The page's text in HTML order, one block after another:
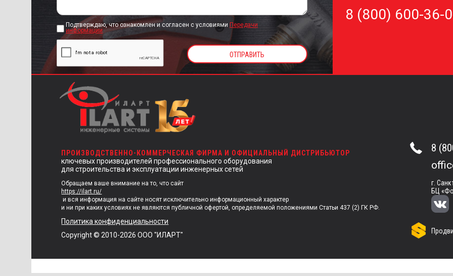
Подтверждаю, что ознакомлен и согласен с условиями Передачи
информации
8 (800) 600-36-
ПРОИЗВОДСТВЕННО-КОММЕРЧЕСКАЯ ФИРМА И ОФИЦИАЛЬНЫЙ ДИСТРИБЬЮТОР
ключевых производителей профессионального оборудования
для строительства и эксплуатации инженерных сетей
Обращаем ваше внимание на то, что сайт
https://ilart.ru/
и вся информация на сайте носят исключительно информационный характер
и ни при каких условиях не являются публичной офертой, определяемой положениями Статьи 437 (2) ГК РФ.
Политика конфиденциальности
Copyright © 2010-2026 ООО "ИЛАРТ"
8
г.
БЦ